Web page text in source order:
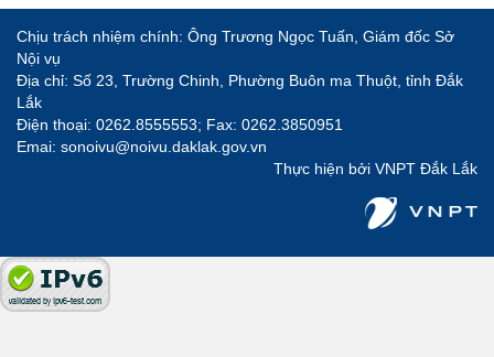
Chịu trách nhiệm chính: Ông Trương Ngọc Tuấn, Giám đốc Sở
Nội vụ
Địa chỉ: Số 23, Trường Chinh, Phường Buôn ma Thuột, tỉnh Đắk
Lắk
Điện thoại: 0262.8555553; Fax: 0262.3850951
Emai: sonoivu@noivu.daklak.gov.vn
Thực hiện bởi VNPT Đắk Lắk